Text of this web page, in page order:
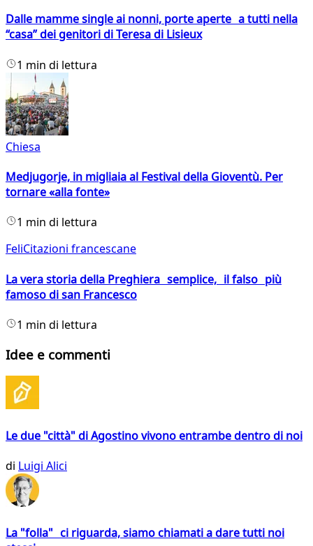
Dalle mamme single ai nonni, porte aperte a tutti nella
“casa” dei genitori di Teresa di Lisieux
1 min di lettura
Chiesa
Medjugorje, in migliaia al Festival della Gioventù. Per
tornare «alla fonte»
1 min di lettura
FeliCitazioni francescane
La vera storia della Preghiera semplice, il falso più
famoso di san Francesco
1 min di lettura
Idee e commenti
Le due "città" di Agostino vivono entrambe dentro di noi
di Luigi Alici
La "folla" ci riguarda, siamo chiamati a dare tutti noi